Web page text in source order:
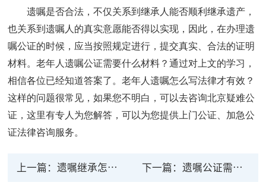
遗嘱是否合法，不仅关系到继承人能否顺利继承遗产，
也关系到遗嘱人的真实意愿能否得以实现，因此，在办理遗
嘱公证的时候，应当按照规定进行，提交真实、合法的证明
材料。老年人遗嘱公证需要什么材料？通过对上文的学习，
相信各位已经知道答案了。老年人遗嘱怎么写法律才有效？
这样的问题很常见，如果您不明白，可以去咨询北京疑难公
证，这里有专人为您解答，可以为您提供上门公证、加急公
证法律咨询服务。
上一篇：遗嘱继承怎么办理公证 下一篇： 遗嘱公证需要公证人员签字吗